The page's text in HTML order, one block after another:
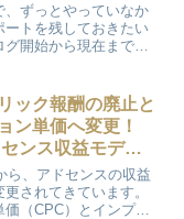
、ずっとやっていなか
ートを残しておきたい
開始から現在までの
、切迫早産になって自
...
ック報酬の廃止と
ン単価へ変更！
ンス収益モデル
るのか
ら、アドセンスの収益
されてきています。
（CPC）とインプレ